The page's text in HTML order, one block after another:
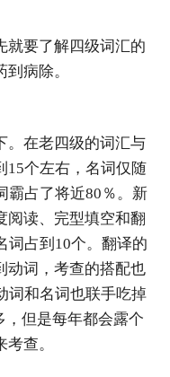
就要了解四级词汇的
病除。
。在老四级的词汇与
15个左右，名词仅随
霸占了将近80％。新
阅读、完型填空和翻
词占到10个。翻译的
动词，考查的搭配也
词和名词也联手吃掉
，但是每年都会露个
查。